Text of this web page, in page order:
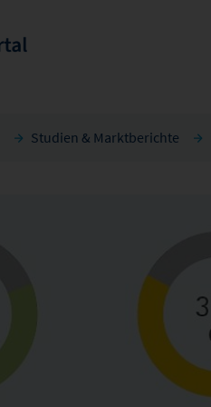
Studien & Marktberichte